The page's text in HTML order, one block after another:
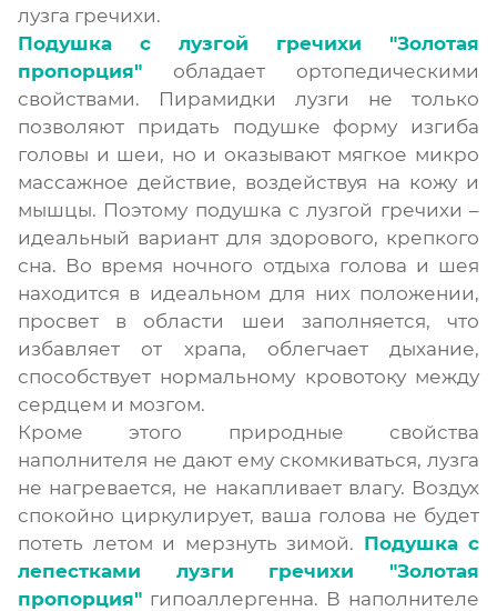
лузга гречихи.
Подушка с лузгой гречихи "Золотая
пропорция" обладает ортопедическими
свойствами. Пирамидки лузги не только
позволяют придать подушке форму изгиба
головы и шеи, но и оказывают мягкое микро
массажное действие, воздействуя на кожу и
мышцы. Поэтому подушка с лузгой гречихи –
идеальный вариант для здорового, крепкого
сна. Во время ночного отдыха голова и шея
находится в идеальном для них положении,
просвет в области шеи заполняется, что
избавляет от храпа, облегчает дыхание,
способствует нормальному кровотоку между
сердцем и мозгом.
Кроме этого природные свойства
наполнителя не дают ему скомкиваться, лузга
не нагревается, не накапливает влагу. Воздух
спокойно циркулирует, ваша голова не будет
потеть летом и мерзнуть зимой. Подушка с
лепестками лузги гречихи "Золотая
пропорция" гипоаллергенна. В наполнителе